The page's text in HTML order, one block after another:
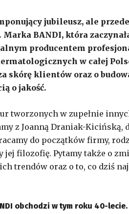
jubileusz, ale
BANDI, która
producentem
w całej
skórę klientów oraz o
o jakość.
tworzonych w zupełnie
z Joanną Draniak-Kicińską,
do początków firmy,
jej filozofię. Pytamy także o
trendów oraz o to, co dziś
obchodzi w tym roku 40-lecie.